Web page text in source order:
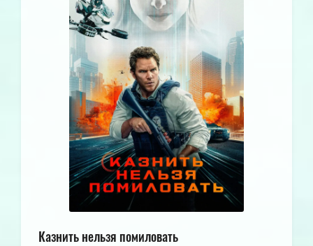
Казнить нельзя помиловать